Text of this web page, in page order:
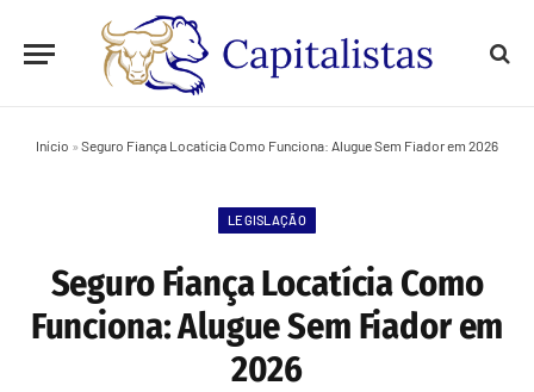
Início » Seguro Fiança Locatícia Como Funciona: Alugue Sem Fiador em 2026
LEGISLAÇÃO
Seguro Fiança Locatícia Como
Funciona: Alugue Sem Fiador em
2026